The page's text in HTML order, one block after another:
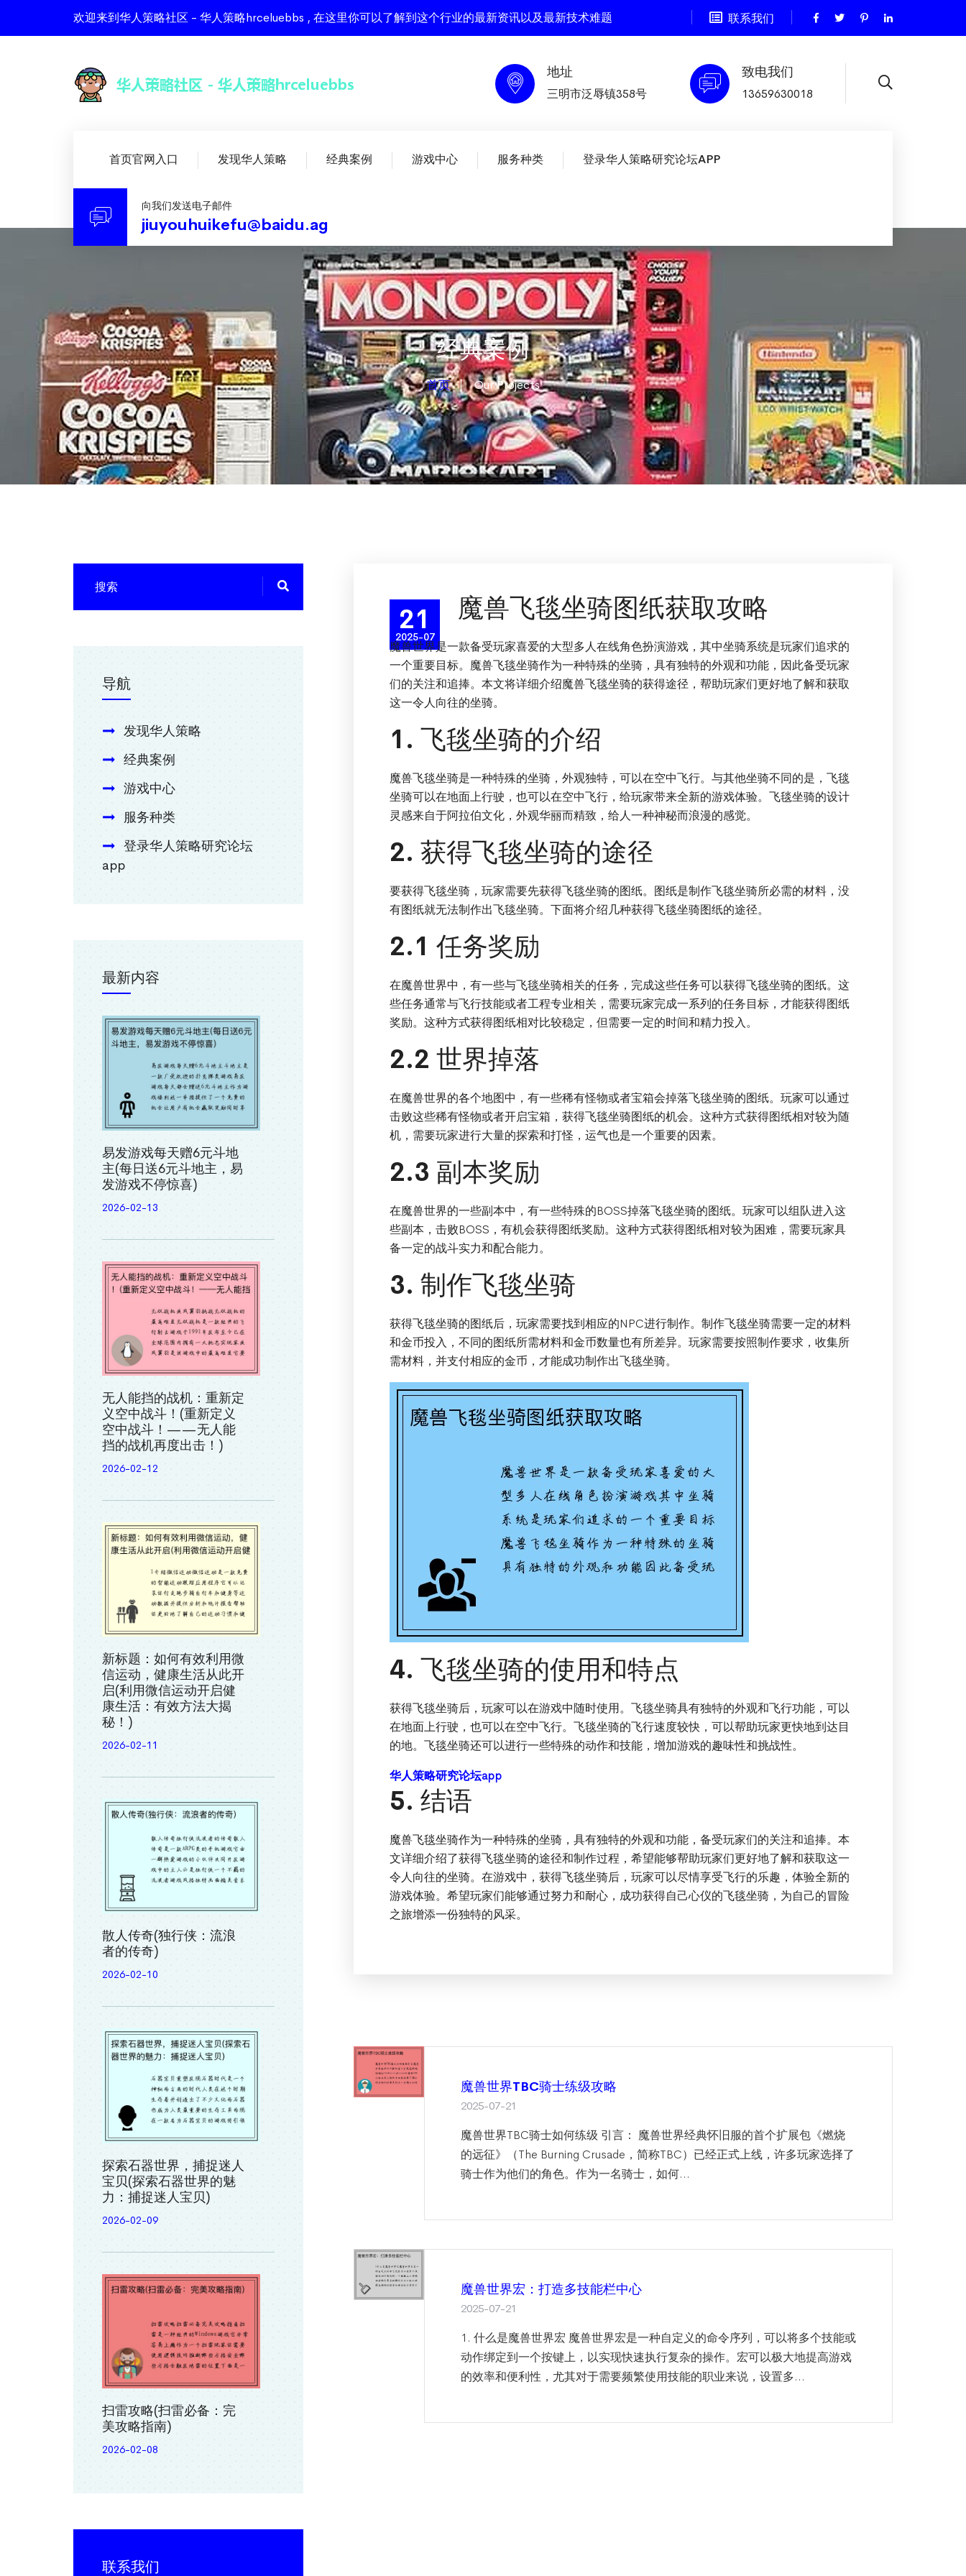
欢迎来到华人策略社区 - 华人策略hrceluebbs , 在这里你可以了解到这个行业的最新资讯以及最新技术难题 联系我们
地址
三明市泛辱镇358号
致电我们
13659630018
首页官网入口 发现华人策略 经典案例 游戏中心 服务种类 登录华人策略研究论坛APP
向我们发送电子邮件
jiuyouhuikefu@baidu.ag
经典案例
首页 Our Projects
21
2025-07
魔兽飞毯坐骑图纸获取攻略
魔兽世界是一款备受玩家喜爱的大型多人在线角色扮演游戏，其中坐骑系统是玩家们追求的
一个重要目标。魔兽飞毯坐骑作为一种特殊的坐骑，具有独特的外观和功能，因此备受玩家
们的关注和追捧。本文将详细介绍魔兽飞毯坐骑的获得途径，帮助玩家们更好地了解和获取
这一令人向往的坐骑。
1. 飞毯坐骑的介绍
魔兽飞毯坐骑是一种特殊的坐骑，外观独特，可以在空中飞行。与其他坐骑不同的是，飞毯
坐骑可以在地面上行驶，也可以在空中飞行，给玩家带来全新的游戏体验。飞毯坐骑的设计
灵感来自于阿拉伯文化，外观华丽而精致，给人一种神秘而浪漫的感觉。
2. 获得飞毯坐骑的途径
要获得飞毯坐骑，玩家需要先获得飞毯坐骑的图纸。图纸是制作飞毯坐骑所必需的材料，没
有图纸就无法制作出飞毯坐骑。下面将介绍几种获得飞毯坐骑图纸的途径。
2.1 任务奖励
在魔兽世界中，有一些与飞毯坐骑相关的任务，完成这些任务可以获得飞毯坐骑的图纸。这
些任务通常与飞行技能或者工程专业相关，需要玩家完成一系列的任务目标，才能获得图纸
奖励。这种方式获得图纸相对比较稳定，但需要一定的时间和精力投入。
2.2 世界掉落
在魔兽世界的各个地图中，有一些稀有怪物或者宝箱会掉落飞毯坐骑的图纸。玩家可以通过
击败这些稀有怪物或者开启宝箱，获得飞毯坐骑图纸的机会。这种方式获得图纸相对较为随
机，需要玩家进行大量的探索和打怪，运气也是一个重要的因素。
2.3 副本奖励
在魔兽世界的一些副本中，有一些特殊的BOSS掉落飞毯坐骑的图纸。玩家可以组队进入这
些副本，击败BOSS，有机会获得图纸奖励。这种方式获得图纸相对较为困难，需要玩家具
备一定的战斗实力和配合能力。
3. 制作飞毯坐骑
获得飞毯坐骑的图纸后，玩家需要找到相应的NPC进行制作。制作飞毯坐骑需要一定的材料
和金币投入，不同的图纸所需材料和金币数量也有所差异。玩家需要按照制作要求，收集所
需材料，并支付相应的金币，才能成功制作出飞毯坐骑。
4. 飞毯坐骑的使用和特点
获得飞毯坐骑后，玩家可以在游戏中随时使用。飞毯坐骑具有独特的外观和飞行功能，可以
在地面上行驶，也可以在空中飞行。飞毯坐骑的飞行速度较快，可以帮助玩家更快地到达目
的地。飞毯坐骑还可以进行一些特殊的动作和技能，增加游戏的趣味性和挑战性。
华人策略研究论坛app
5. 结语
魔兽飞毯坐骑作为一种特殊的坐骑，具有独特的外观和功能，备受玩家们的关注和追捧。本
文详细介绍了获得飞毯坐骑的途径和制作过程，希望能够帮助玩家们更好地了解和获取这一
令人向往的坐骑。在游戏中，获得飞毯坐骑后，玩家可以尽情享受飞行的乐趣，体验全新的
游戏体验。希望玩家们能够通过努力和耐心，成功获得自己心仪的飞毯坐骑，为自己的冒险
之旅增添一份独特的风采。
魔兽世界TBC骑士练级攻略
2025-07-21
魔兽世界TBC骑士如何练级 引言： 魔兽世界经典怀旧服的首个扩展包《燃烧
的远征》（The Burning Crusade，简称TBC）已经正式上线，许多玩家选择了
骑士作为他们的角色。作为一名骑士，如何...
魔兽世界宏：打造多技能栏中心
2025-07-21
1. 什么是魔兽世界宏 魔兽世界宏是一种自定义的命令序列，可以将多个技能或
动作绑定到一个按键上，以实现快速执行复杂的操作。宏可以极大地提高游戏
的效率和便利性，尤其对于需要频繁使用技能的职业来说，设置多...
导航
发现华人策略
经典案例
游戏中心
服务种类
登录华人策略研究论坛
app
最新内容
易发游戏每天赠6元斗地
主(每日送6元斗地主，易
发游戏不停惊喜)
2026-02-13
无人能挡的战机：重新定
义空中战斗！(重新定义
空中战斗！——无人能
挡的战机再度出击！)
2026-02-12
新标题：如何有效利用微
信运动，健康生活从此开
启(利用微信运动开启健
康生活：有效方法大揭
秘！)
2026-02-11
散人传奇(独行侠：流浪
者的传奇)
2026-02-10
探索石器世界，捕捉迷人
宝贝(探索石器世界的魅
力：捕捉迷人宝贝)
2026-02-09
扫雷攻略(扫雷必备：完
美攻略指南)
2026-02-08
联系我们